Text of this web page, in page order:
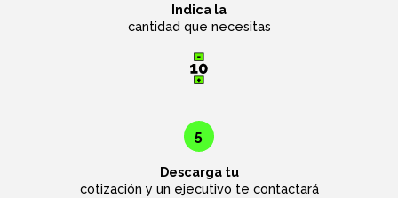
Indica la
cantidad que necesitas
5
Descarga tu
cotización y un ejecutivo te contactará